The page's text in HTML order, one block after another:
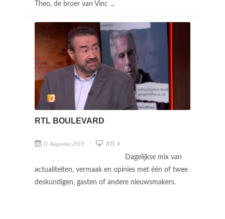
Theo, de broer van Vinc ...
RTL BOULEVARD
11 Augustus 2019 RTL 4
Dagelijkse mix van
actualiteiten, vermaak en opinies met één of twee
deskundigen, gasten of andere nieuwsmakers.